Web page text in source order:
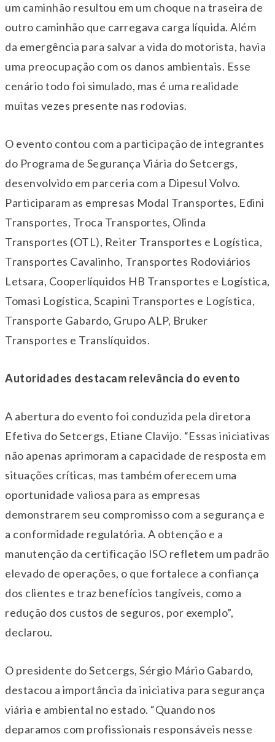
um caminhão resultou em um choque na traseira de
outro caminhão que carregava carga líquida. Além
da emergência para salvar a vida do motorista, havia
uma preocupação com os danos ambientais. Esse
cenário todo foi simulado, mas é uma realidade
muitas vezes presente nas rodovias.
O evento contou com a participação de integrantes
do Programa de Segurança Viária do Setcergs,
desenvolvido em parceria com a Dipesul Volvo.
Participaram as empresas Modal Transportes, Edini
Transportes, Troca Transportes, Olinda
Transportes (OTL), Reiter Transportes e Logística,
Transportes Cavalinho, Transportes Rodoviários
Letsara, Cooperlíquidos HB Transportes e Logística,
Tomasi Logística, Scapini Transportes e Logística,
Transporte Gabardo, Grupo ALP, Bruker
Transportes e Translíquidos.
Autoridades destacam relevância do evento
A abertura do evento foi conduzida pela diretora
Efetiva do Setcergs, Etiane Clavijo. “Essas iniciativas
não apenas aprimoram a capacidade de resposta em
situações críticas, mas também oferecem uma
oportunidade valiosa para as empresas
demonstrarem seu compromisso com a segurança e
a conformidade regulatória. A obtenção e a
manutenção da certificação ISO refletem um padrão
elevado de operações, o que fortalece a confiança
dos clientes e traz benefícios tangíveis, como a
redução dos custos de seguros, por exemplo”,
declarou.
O presidente do Setcergs, Sérgio Mário Gabardo,
destacou a importância da iniciativa para segurança
viária e ambiental no estado. “Quando nos
deparamos com profissionais responsáveis nesse